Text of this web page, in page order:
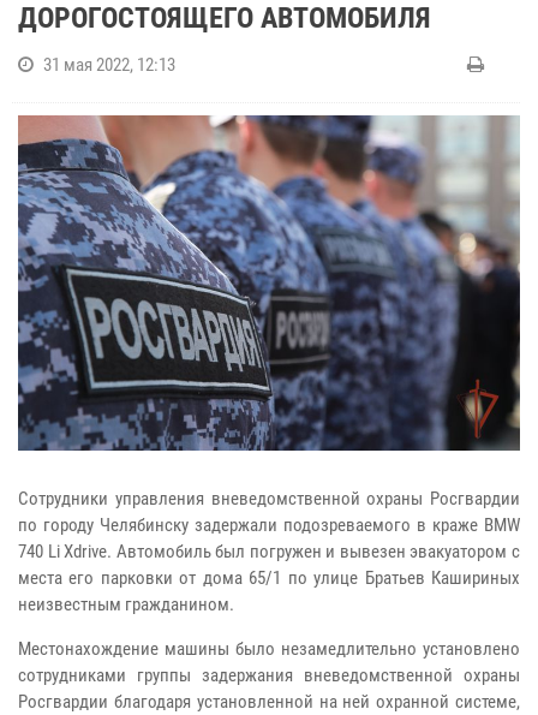
ДОРОГОСТОЯЩЕГО АВТОМОБИЛЯ
31 мая 2022, 12:13
Сотрудники управления вневедомственной охраны Росгвардии
по городу Челябинску задержали подозреваемого в краже BMW
740 Li Xdrive. Автомобиль был погружен и вывезен эвакуатором с
места его парковки от дома 65/1 по улице Братьев Кашириных
неизвестным гражданином.
Местонахождение машины было незамедлительно установлено
сотрудниками группы задержания вневедомственной охраны
Росгвардии благодаря установленной на ней охранной системе,